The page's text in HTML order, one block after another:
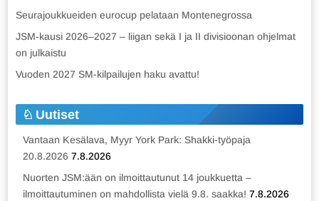
Seurajoukkueiden eurocup pelataan Montenegrossa
JSM-kausi 2026–2027 – liigan sekä I ja II divisioonan ohjelmat
on julkaistu
Vuoden 2027 SM-kilpailujen haku avattu!
Uutiset
Vantaan Kesälava, Myyr York Park: Shakki-työpaja
20.8.2026 7.8.2026
Nuorten JSM:ään on ilmoittautunut 14 joukkuetta –
ilmoittautuminen on mahdollista vielä 9.8. saakka! 7.8.2026